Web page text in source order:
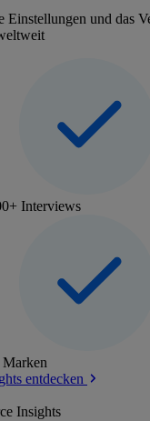
Einstellungen und das
Interviews
entdecken
Insights